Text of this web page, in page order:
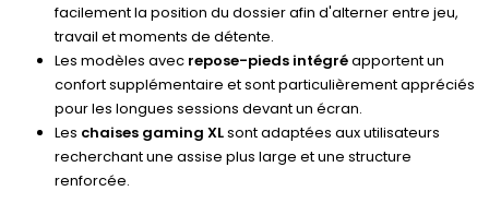
facilement la position du dossier afin d'alterner entre jeu,
travail et moments de détente.
Les modèles avec repose-pieds intégréapportent un
confort supplémentaire et sont particulièrement appréciés
pour les longues sessions devant un écran.
Les chaises gaming XLsont adaptées aux utilisateurs
recherchant une assise plus large et une structure
renforcée.